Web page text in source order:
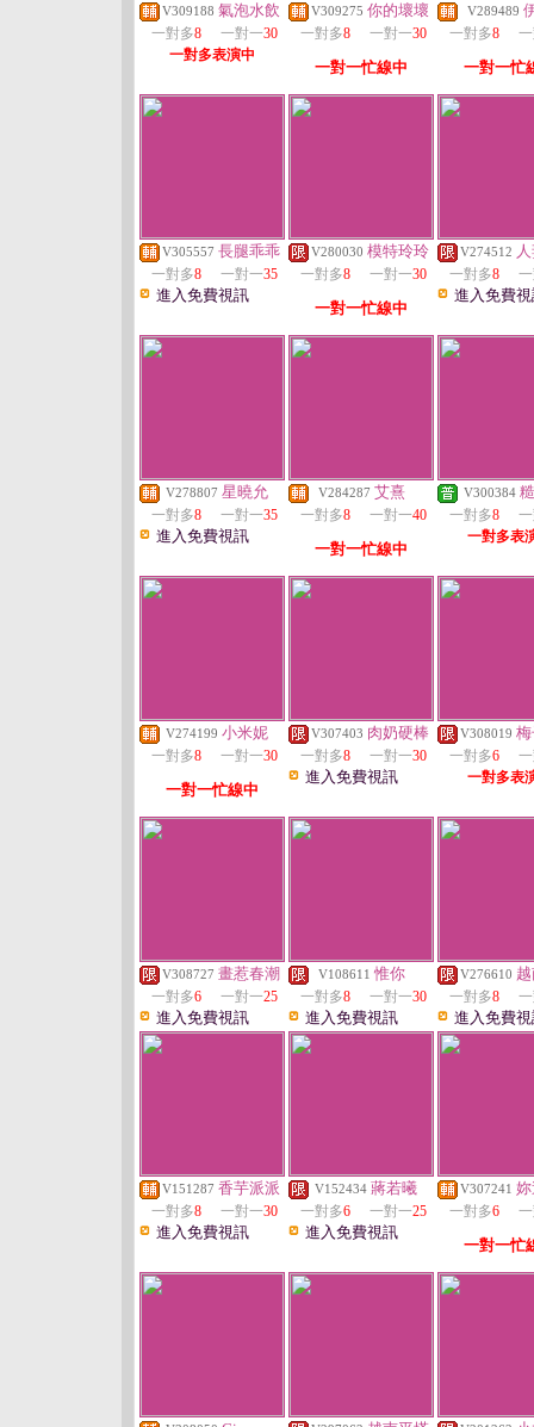
V309188 氣泡水飲
一對多8 一對一30
一對多表演中
V309275 你的壞壞
一對多8 一對一30
一對一忙線中
V289489
一對多8
一對一忙
V305557 長腿乖乖
一對多8 一對一35
進入免費視訊
V280030 模特玲玲
一對多8 一對一30
一對一忙線中
V274512
一對多8
進入免費
V278807 星曉允
一對多8 一對一35
進入免費視訊
V284287 艾熹
一對多8 一對一40
一對一忙線中
V300384
一對多8
一對多表
V274199 小米妮
一對多8 一對一30
一對一忙線中
V307403 肉奶硬棒
一對多8 一對一30
進入免費視訊
V308019
一對多6
一對多表
V308727 畫惹春潮
一對多6 一對一25
進入免費視訊
V108611 惟你
一對多8 一對一30
進入免費視訊
V276610
一對多8
進入免費
V151287 香芋派派
一對多8 一對一30
進入免費視訊
V152434 蔣若曦
一對多6 一對一25
進入免費視訊
V307241
一對多6
一對一忙